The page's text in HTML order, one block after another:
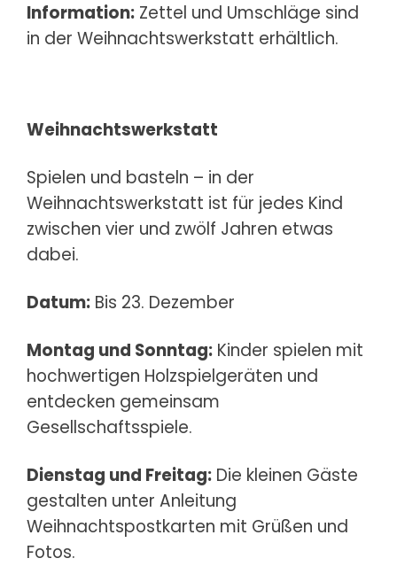
Information: Zettel und Umschläge sind
in der Weihnachtswerkstatt erhältlich.
Weihnachtswerkstatt
Spielen und basteln – in der
Weihnachtswerkstatt ist für jedes Kind
zwischen vier und zwölf Jahren etwas
dabei.
Datum: Bis 23. Dezember
Montag und Sonntag: Kinder spielen mit
hochwertigen Holzspielgeräten und
entdecken gemeinsam
Gesellschaftsspiele.
Dienstag und Freitag: Die kleinen Gäste
gestalten unter Anleitung
Weihnachtspostkarten mit Grüßen und
Fotos.